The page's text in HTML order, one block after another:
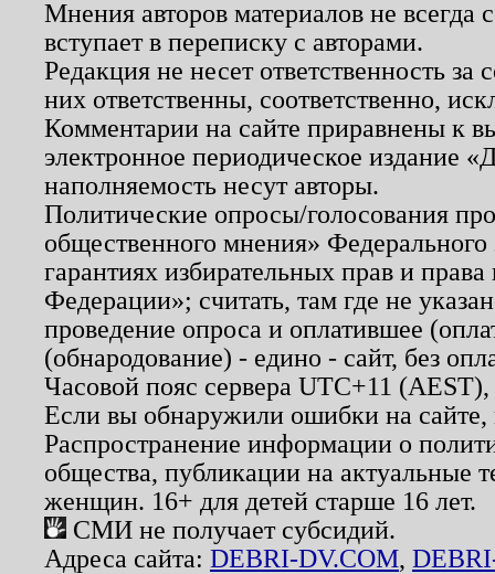
Мнения авторов материалов не
вступает в переписку с авторами.
Редакция не несет ответственность
них ответственны, соответственно,
Комментарии на сайте приравнены к
электронное периодическое издание
наполняемость несут авторы.
Политические опросы/голосования
общественного мнения»
гарантиях избирательных прав и
Федерации»; считать, там где не
проведение опроса и оплатившее
(обнародование) - едино - сайт, без
Часовой пояс сервера UTC+11
Если вы обнаружили ошибки на
Распространение информации о
общества, публикации на актуальные
женщин. 16+ для детей старше 16 лет.
СМИ не получает субсидий.
Адреса сайта: DEBRI-DV.COM,